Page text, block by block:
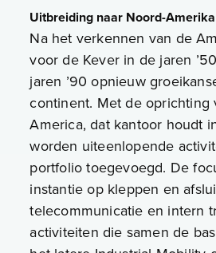
Uitbreiding naar Noord-Amerika
Na het verkennen van de
voor de Kever in de jaren
jaren ’90 opnieuw
continent. Met de oprichting
America, dat kantoor houdt
worden uiteenlopende
portfolio toegevoegd. De
instantie op kleppen en
telecommunicatie en intern
activiteiten die samen de